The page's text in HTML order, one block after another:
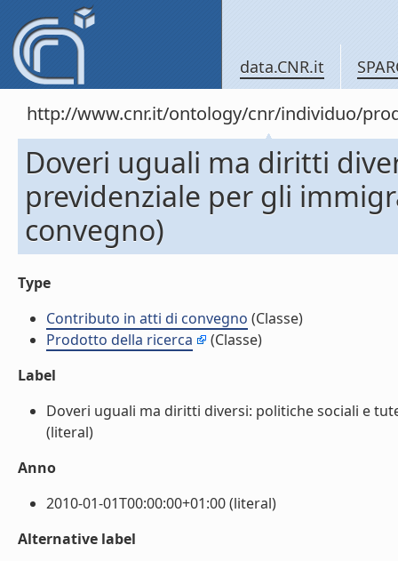
data.CNR.it
http://www.cnr.it/ontology/cnr/individuo/
Doveri uguali ma diritti
previdenziale per gli
convegno)
Type
Contributo in atti di convegno (Classe)
Prodotto della ricerca
(Classe)
Label
Doveri uguali ma diritti diversi: politiche sociali e
(literal)
Anno
2010-01-01T00:00:00+01:00 (literal)
Alternative label